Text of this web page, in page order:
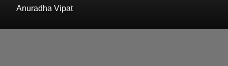
Anuradha Vipat